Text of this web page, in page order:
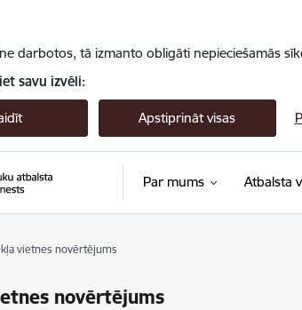
darbotos, tā izmanto obligāti nepieciešamās
savu izvēli:
Apstiprināt visas
Par mums Atbalsta
vietnes novērtējums
novērtējums